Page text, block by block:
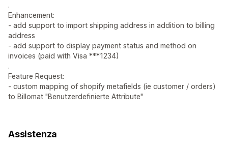
.
Enhancement:
- add support to import shipping address in addition to billing
address
- add support to display payment status and method on
invoices (paid with Visa ***1234)
.
Feature Request:
- custom mapping of shopify metafields (ie customer / orders)
to Billomat "Benutzerdefinierte Attribute"
Assistenza